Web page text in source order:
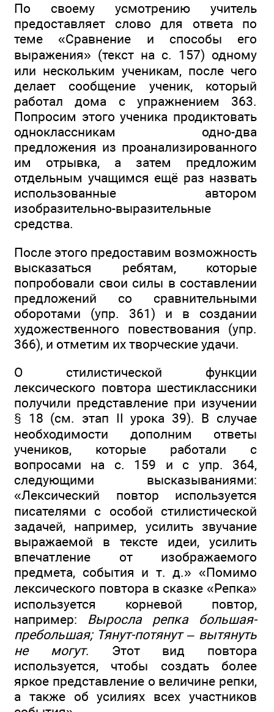
По своему усмотрению учитель
предоставляет слово для ответа по
теме «Сравнение и способы его
выражения» (текст на с. 157) одному
или нескольким ученикам, после чего
делает сообщение ученик, который
работал дома с упражнением 363.
Попросим этого ученика продиктовать
одноклассникам одно-два
предложения из проанализированного
им отрывка, а затем предложим
отдельным учащимся ещё раз назвать
использованные автором
изобразительно-выразительные
средства.
После этого предоставим возможность
высказаться ребятам, которые
попробовали свои силы в составлении
предложений со сравнительными
оборотами (упр. 361) и в создании
художественного повествования (упр.
366), и отметим их творческие удачи.
О стилистической функции
лексического повтора шестиклассники
получили представление при изучении
§ 18 (см. этап II урока 39). В случае
необходимости дополним ответы
учеников, которые работали с
вопросами на с. 159 и с упр. 364,
следующими высказываниями:
«Лексический повтор используется
писателями с особой стилистической
задачей, например, усилить звучание
выражаемой в тексте идеи, усилить
впечатление от изображаемого
предмета, события и т. д.» «Помимо
лексического повтора в сказке «Репка»
используется корневой повтор,
например: Выросла репка большая-
пребольшая; Тянут-потянут – вытянуть
не могут. Этот вид повтора
используется, чтобы создать более
яркое представление о величине репки,
а также об усилиях всех участников